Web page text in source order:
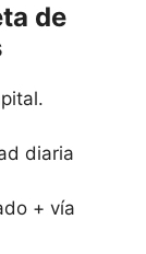
de
diaria
+ vía